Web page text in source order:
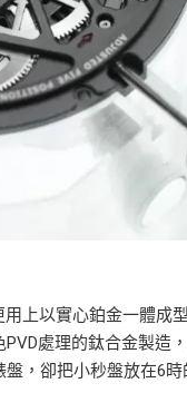
上以實心鉑金一體成
處理的鈦合金製造
，卻把小秒盤放在6